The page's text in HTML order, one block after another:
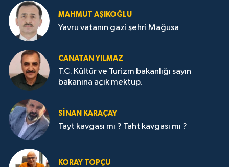
MAHMUT AŞIKOĞLU
Yavru vatanın gazi şehri Mağusa
CANATAN YILMAZ
T.C. Kültür ve Turizm bakanlığı sayın
bakanına açık mektup.
SİNAN KARAÇAY
Tayt kavgası mı ? Taht kavgası mı ?
KORAY TOPÇU